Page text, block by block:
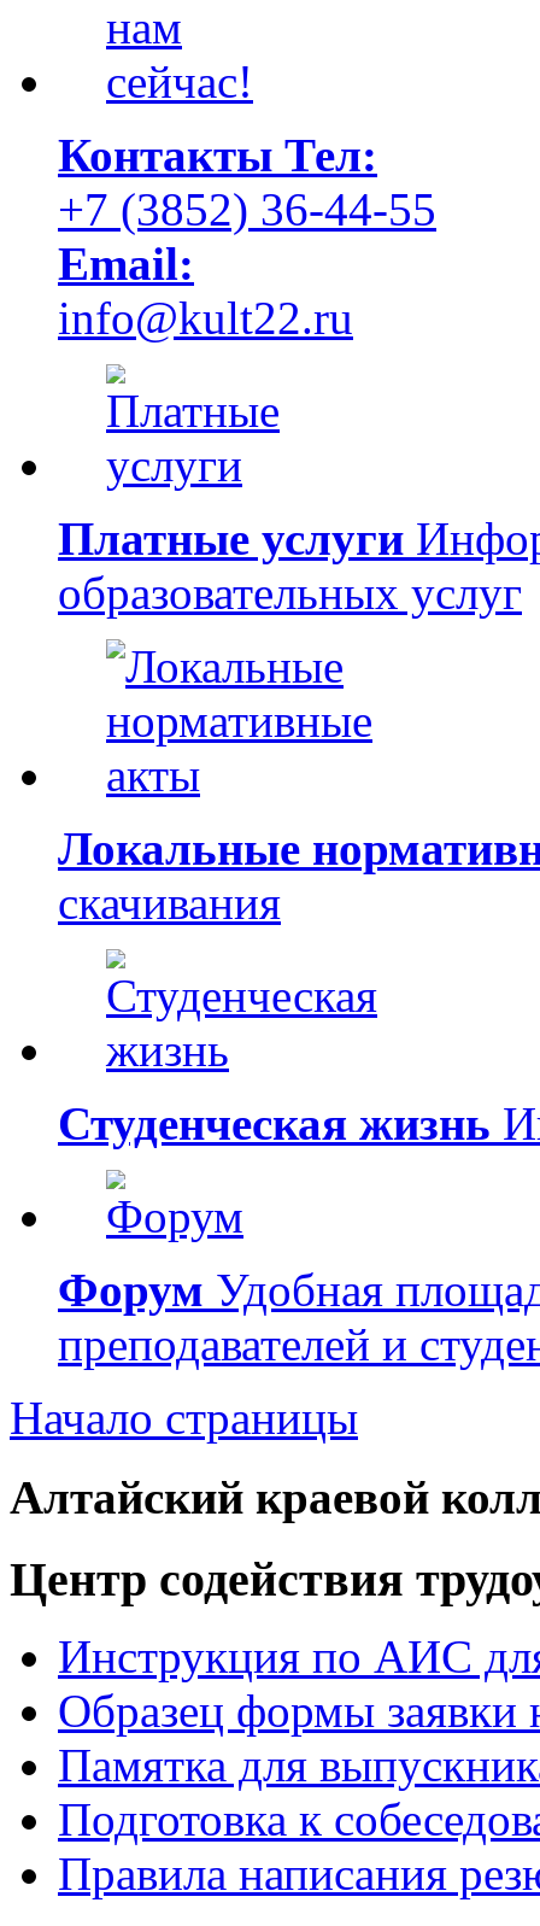
Контакты Тел:
+7 (3852) 36-44-55
Email:
info@kult22.ru
Платные услуги
образовательных услуг
Локальные
скачивания
Студенческая жизнь
Форум Удобная
преподавателей и
Начало страницы
Алтайский краевой
Центр содействия
Инструкция по АИС
Образец формы заявки
Памятка для
Подготовка к
Правила написания